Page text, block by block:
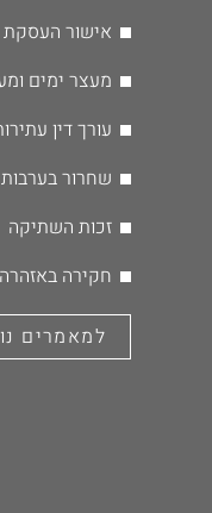
אישור העסקת
מעצר ימים
עורך דין
שחרור בערבות
זכות השתיקה
חקירה באזהרה
למאמרים